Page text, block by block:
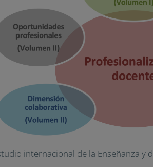
internacional de la Enseñanza y